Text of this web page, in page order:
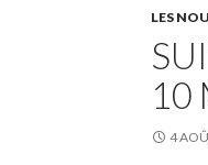
LES
10
4